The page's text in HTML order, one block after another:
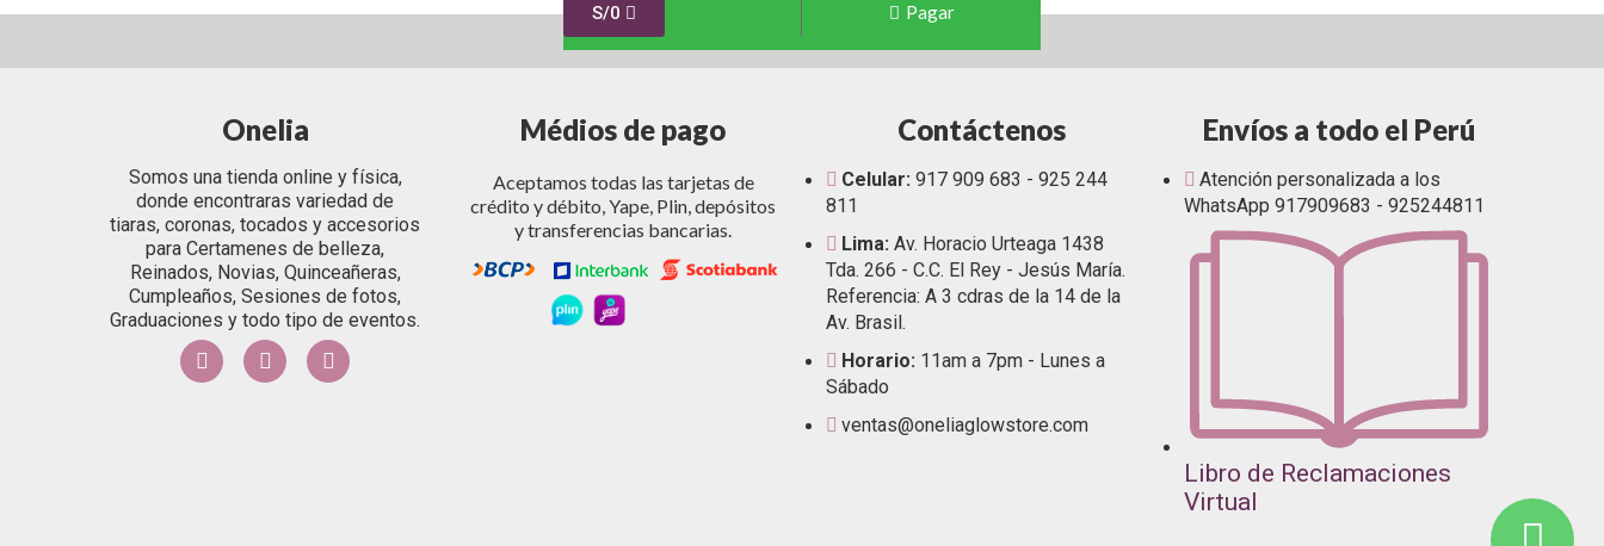
S/0 Pagar
Onelia
Somos una tienda online y física,
donde encontraras variedad de
tiaras, coronas, tocados y accesorios
para Certamenes de belleza,
Reinados, Novias, Quinceañeras,
Cumpleaños, Sesiones de fotos,
Graduaciones y todo tipo de eventos.
Médios de pago
Aceptamos todas las tarjetas de
crédito y débito, Yape, Plin, depósitos
y transferencias bancarias.
Contáctenos
Celular: 917 909 683 - 925 244
811
Lima: Av. Horacio Urteaga 1438
Tda. 266 - C.C. El Rey - Jesús María.
Referencia: A 3 cdras de la 14 de la
Av. Brasil.
Horario: 11am a 7pm - Lunes a
Sábado
ventas@oneliaglowstore.com
Envíos a todo el Perú
Atención personalizada a los
WhatsApp 917909683 - 925244811
Libro de Reclamaciones
Virtual